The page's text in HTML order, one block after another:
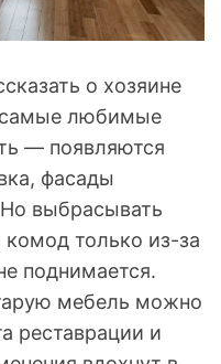
о хозяине
любимые
— появляются
фасады
выбрасывать
только из-за
поднимается.
мебель можно
реставрации и